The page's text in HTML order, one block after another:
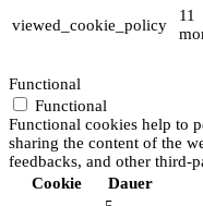
viewed_cookie_policy
11
Functional
Functional
Functional cookies help to
sharing the content of the
feedbacks, and other third-
Cookie
Dauer